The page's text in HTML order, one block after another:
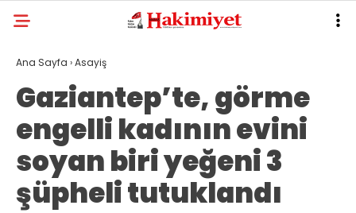
Ana Sayfa ›Asayiş
Gaziantep’te, görme
engelli kadının evini
soyan biri yeğeni 3
şüpheli tutuklandı